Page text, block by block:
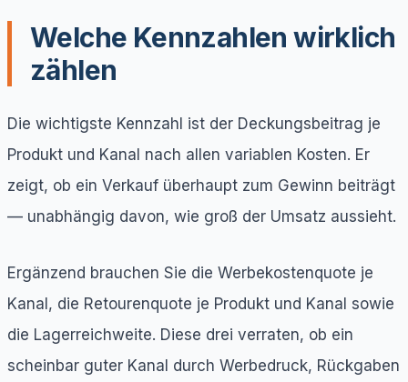
Welche Kennzahlen wirklich
zählen
Die wichtigste Kennzahl ist der Deckungsbeitrag je
Produkt und Kanal nach allen variablen Kosten. Er
zeigt, ob ein Verkauf überhaupt zum Gewinn beiträgt
— unabhängig davon, wie groß der Umsatz aussieht.
Ergänzend brauchen Sie die Werbekostenquote je
Kanal, die Retourenquote je Produkt und Kanal sowie
die Lagerreichweite. Diese drei verraten, ob ein
scheinbar guter Kanal durch Werbedruck, Rückgaben